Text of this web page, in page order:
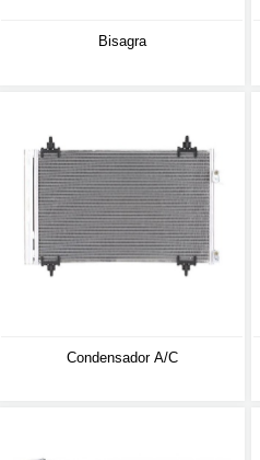
Bisagra
Condensador A/C